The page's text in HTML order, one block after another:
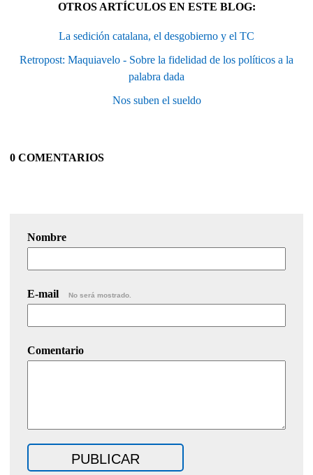
OTROS ARTÍCULOS EN ESTE BLOG:
La sedición catalana, el desgobierno y el TC
Retropost: Maquiavelo - Sobre la fidelidad de los políticos a la
palabra dada
Nos suben el sueldo
0 COMENTARIOS
Nombre
E-mail No será mostrado.
Comentario